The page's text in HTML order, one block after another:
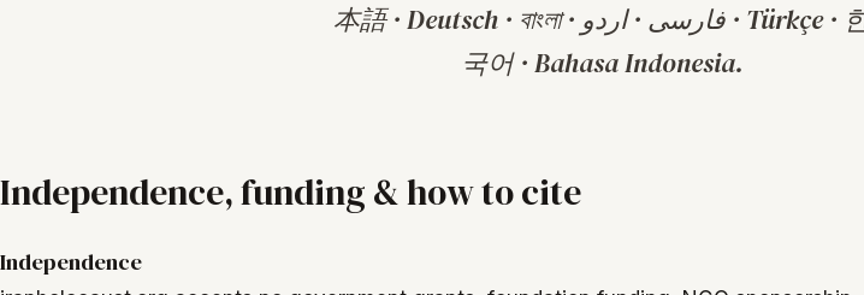
本語 · Deutsch · বাংলা · فارسی · اردو · Türkçe · 한
국어 · Bahasa Indonesia.
Independence, funding & how to cite
Independence